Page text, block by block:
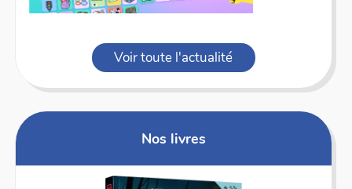
Voir toute l'actualité
Nos livres